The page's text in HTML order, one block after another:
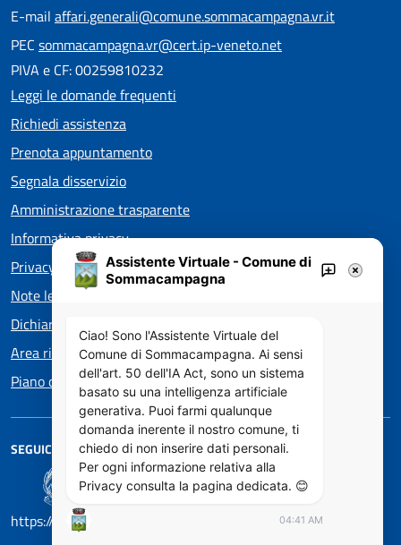
E-mail affari.generali@comune.sommacampagna.vr.it
PEC sommacampagna.vr@cert.ip-veneto.net
PIVA e CF: 00259810232
Leggi le domande frequenti
Richiedi assistenza
Prenota appuntamento
Segnala disservizio
Amministrazione trasparente
Informativa privacy
Privacy policy EOS
Note legali
Dichiarazione di accessibilità
Area riservata
Piano di Miglioramento dei servizi
SEGUICI SU
https://designers.italia.it/
Assistente Virtuale - Comune di
Sommacampagna
Ciao! Sono l'Assistente Virtuale del
Comune di Sommacampagna. Ai sensi
dell'art. 50 dell'IA Act, sono un sistema
basato su una intelligenza artificiale
generativa. Puoi farmi qualunque
domanda inerente il nostro comune, ti
chiedo di non inserire dati personali.
Per ogni informazione relativa alla
Privacy consulta la pagina dedicata. 😊
04:41 AM